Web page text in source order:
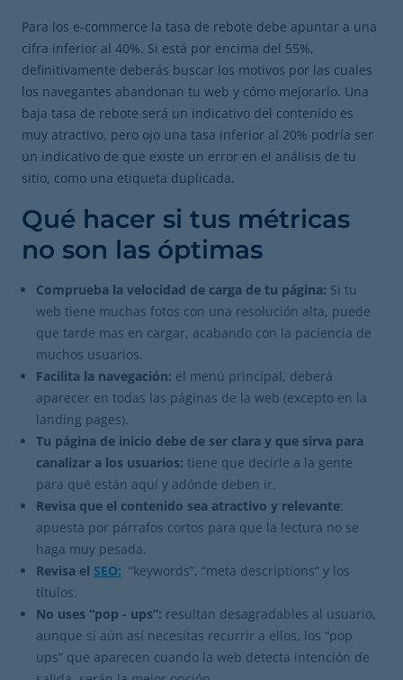
Para los e-commerce la tasa de rebote debe apuntar a una
cifra inferior al 40%. Si está por encima del 55%,
definitivamente deberás buscar los motivos por las cuales
los navegantes abandonan tu web y cómo mejorarlo. Una
baja tasa de rebote será un indicativo del contenido es
muy atractivo, pero ojo una tasa inferior al 20% podría ser
un indicativo de que existe un error en el análisis de tu
sitio, como una etiqueta duplicada.
Qué hacer si tus métricas
no son las óptimas
Comprueba la velocidad de carga de tu página: Si tu
web tiene muchas fotos con una resolución alta, puede
que tarde mas en cargar, acabando con la paciencia de
muchos usuarios.
Facilita la navegación: el menú principal, deberá
aparecer en todas las páginas de la web (excepto en la
landing pages).
Tu página de inicio debe de ser clara y que sirva para
canalizar a los usuarios: tiene que decirle a la gente
para qué están aquí y adónde deben ir.
Revisa que el contenido sea atractivo y relevante:
apuesta por párrafos cortos para que la lectura no se
haga muy pesada.
Revisa el SEO: “keywords”, “meta descriptions” y los
títulos.
No uses “pop - ups”: resultan desagradables al usuario,
aunque si aún así necesitas recurrir a ellos, los “pop
ups” que aparecen cuando la web detecta intención de